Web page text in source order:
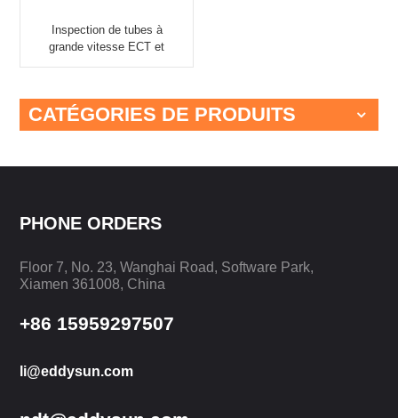
Inspection de tubes à
grande vitesse ECT et
CATÉGORIES DE PRODUITS
PHONE ORDERS
Floor 7, No. 23, Wanghai Road, Software Park,
Xiamen 361008, China
+86 15959297507
li@eddysun.com